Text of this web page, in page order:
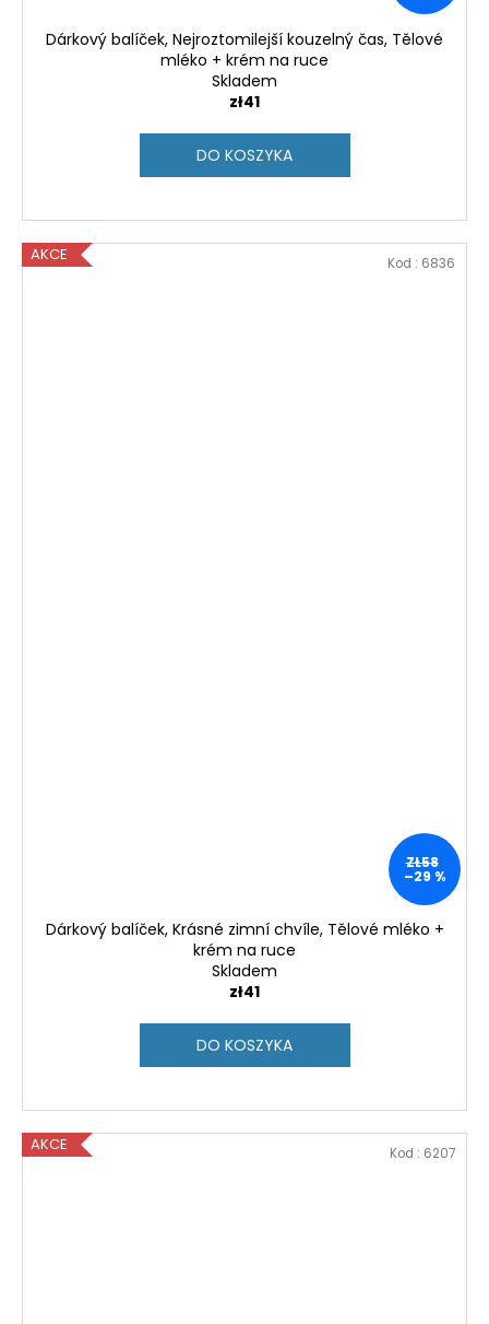
Dárkový balíček, Nejroztomilejší kouzelný čas, Tělové
mléko + krém na ruce
Skladem
zł41
DO KOSZYKA
AKCE
ZŁ58
–29 %
Dárkový balíček, Krásné zimní chvíle, Tělové mléko +
krém na ruce
Skladem
zł41
DO KOSZYKA
Kod : 6836
AKCE Kod : 6207